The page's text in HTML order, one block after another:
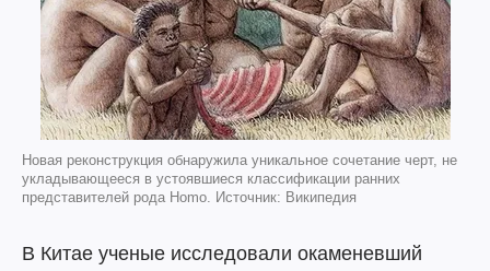
Новая реконструкция обнаружила уникальное сочетание черт, не
укладывающееся в устоявшиеся классификации ранних
представителей рода Homo. Источник: Википедия
В Китае ученые исследовали окаменевший